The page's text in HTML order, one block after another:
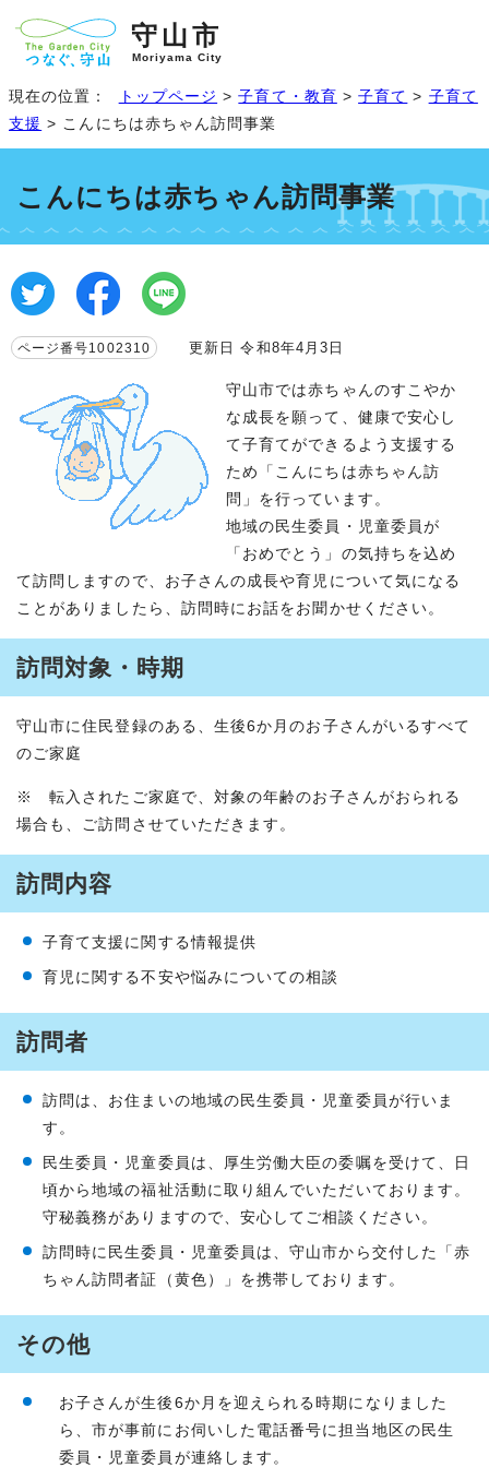
守山市
Moriyama City
現在の位置： トップページ >子育て・教育 >子育て > 子育て
支援 > こんにちは赤ちゃん訪問事業
こんにちは赤ちゃん訪問事業
ページ番号1002310 更新日 令和8年4月3日
守山市では赤ちゃんのすこやか
な成長を願って、健康で安心し
て子育てができるよう支援する
ため「こんにちは赤ちゃん訪
問」を行っています。
地域の民生委員・児童委員が
「おめでとう」の気持ちを込め
て訪問しますので、お子さんの成長や育児について気になる
ことがありましたら、訪問時にお話をお聞かせください。
訪問対象・時期
守山市に住民登録のある、生後6か月のお子さんがいるすべて
のご家庭
※ 転入されたご家庭で、対象の年齢のお子さんがおられる
場合も、ご訪問させていただきます。
訪問内容
子育て支援に関する情報提供
育児に関する不安や悩みについての相談
訪問者
訪問は、お住まいの地域の民生委員・児童委員が行いま
す。
民生委員・児童委員は、厚生労働大臣の委嘱を受けて、日
頃から地域の福祉活動に取り組んでいただいております。
守秘義務がありますので、安心してご相談ください。
訪問時に民生委員・児童委員は、守山市から交付した「赤
ちゃん訪問者証（黄色）」を携帯しております。
その他
お子さんが生後6か月を迎えられる時期になりました
ら、市が事前にお伺いした電話番号に担当地区の民生
委員・児童委員が連絡します。